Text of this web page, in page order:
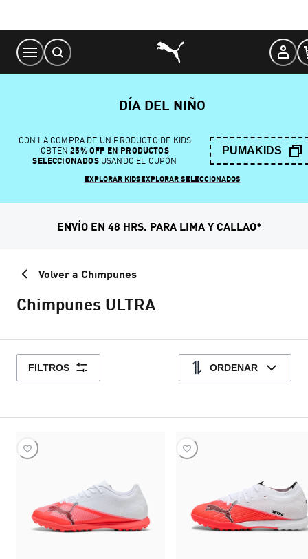
Content
DÍA DEL NIÑO
CON LA COMPRA DE UN PRODUCTO DE KIDS
OBTEN 25% OFF EN PRODUCTOS
SELECCIONADOSUSANDO EL CUPÓN
PUMAKIDS
EXPLORAR KIDSEXPLORAR SELECCIONADOS
ENVÍO EN 48 HRS. PARA LIMA Y CALLAO*
Volver a Chimpunes
Chimpunes ULTRA
FILTROS ORDENAR